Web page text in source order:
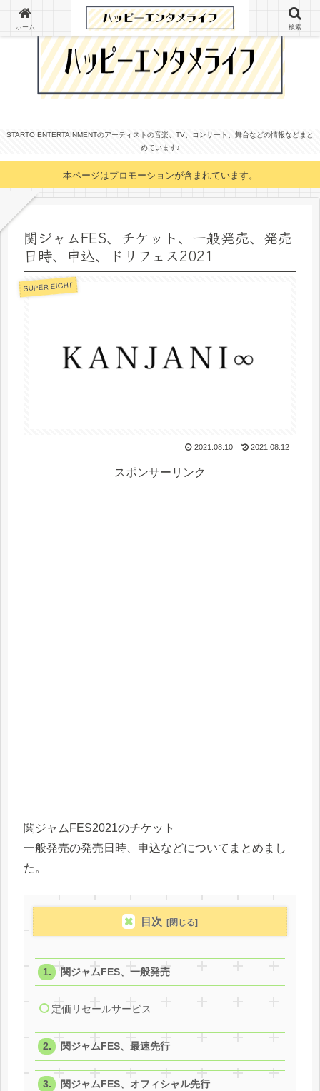
STARTO ENTERTAINMENTのアーティストの音楽、TV、コンサート、舞台などの情報などまと
めています♪
本ページはプロモーションが含まれています。
関ジャムFES、チケット、一般発売、発売
日時、申込、ドリフェス2021
SUPER EIGHT
2021.08.10 2021.08.12
スポンサーリンク
関ジャムFES2021のチケット
一般発売の発売日時、申込などについてまとめまし
た。
目次
関ジャムFES、一般発売
定価リセールサービス
関ジャムFES、最速先行
関ジャムFES、オフィシャル先行
ホーム 検索